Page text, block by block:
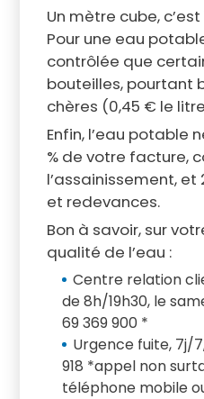
Un mètre cube,
Pour une eau
contrôlée que
bouteilles, pourtant
chères (0,45 € le
Enfin, l’eau potable
% de votre facture,
l’assainissement, et
et redevances.
Bon à savoir, sur
qualité de l’eau :
Centre relation
de 8h/19h30, le
69 369 900 *
Urgence fuite, 7j/
918 *appel non
téléphone mobile